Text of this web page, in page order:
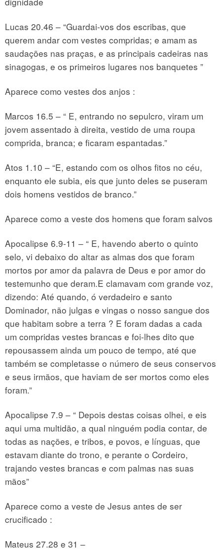
Lucas 20.46 – “Guardai-vos dos escribas, que
querem andar com vestes compridas; e amam as
saudações nas praças, e as principais cadeiras nas
sinagogas, e os primeiros lugares nos banquetes ”
Aparece como vestes dos anjos :
Marcos 16.5 – “ E, entrando no sepulcro, viram um
jovem assentado à direita, vestido de uma roupa
comprida, branca; e ficaram espantadas.”
Atos 1.10 – “E, estando com os olhos fitos no céu,
enquanto ele subia, eis que junto deles se puseram
dois homens vestidos de branco.”
Aparece como a veste dos homens que foram salvos
Apocalipse 6.9-11 – “ E, havendo aberto o quinto
selo, vi debaixo do altar as almas dos que foram
mortos por amor da palavra de Deus e por amor do
testemunho que deram.E clamavam com grande voz,
dizendo: Até quando, ó verdadeiro e santo
Dominador, não julgas e vingas o nosso sangue dos
que habitam sobre a terra ? E foram dadas a cada
um compridas vestes brancas e foi-lhes dito que
repousassem ainda um pouco de tempo, até que
também se completasse o número de seus conservos
e seus irmãos, que haviam de ser mortos como eles
foram.”
Apocalipse 7.9 – “ Depois destas coisas olhei, e eis
aqui uma multidão, a qual ninguém podia contar, de
todas as nações, e tribos, e povos, e línguas, que
estavam diante do trono, e perante o Cordeiro,
trajando vestes brancas e com palmas nas suas
mãos”
Aparece como a veste de Jesus antes de ser
crucificado :
Mateus 27.28 e 31 –